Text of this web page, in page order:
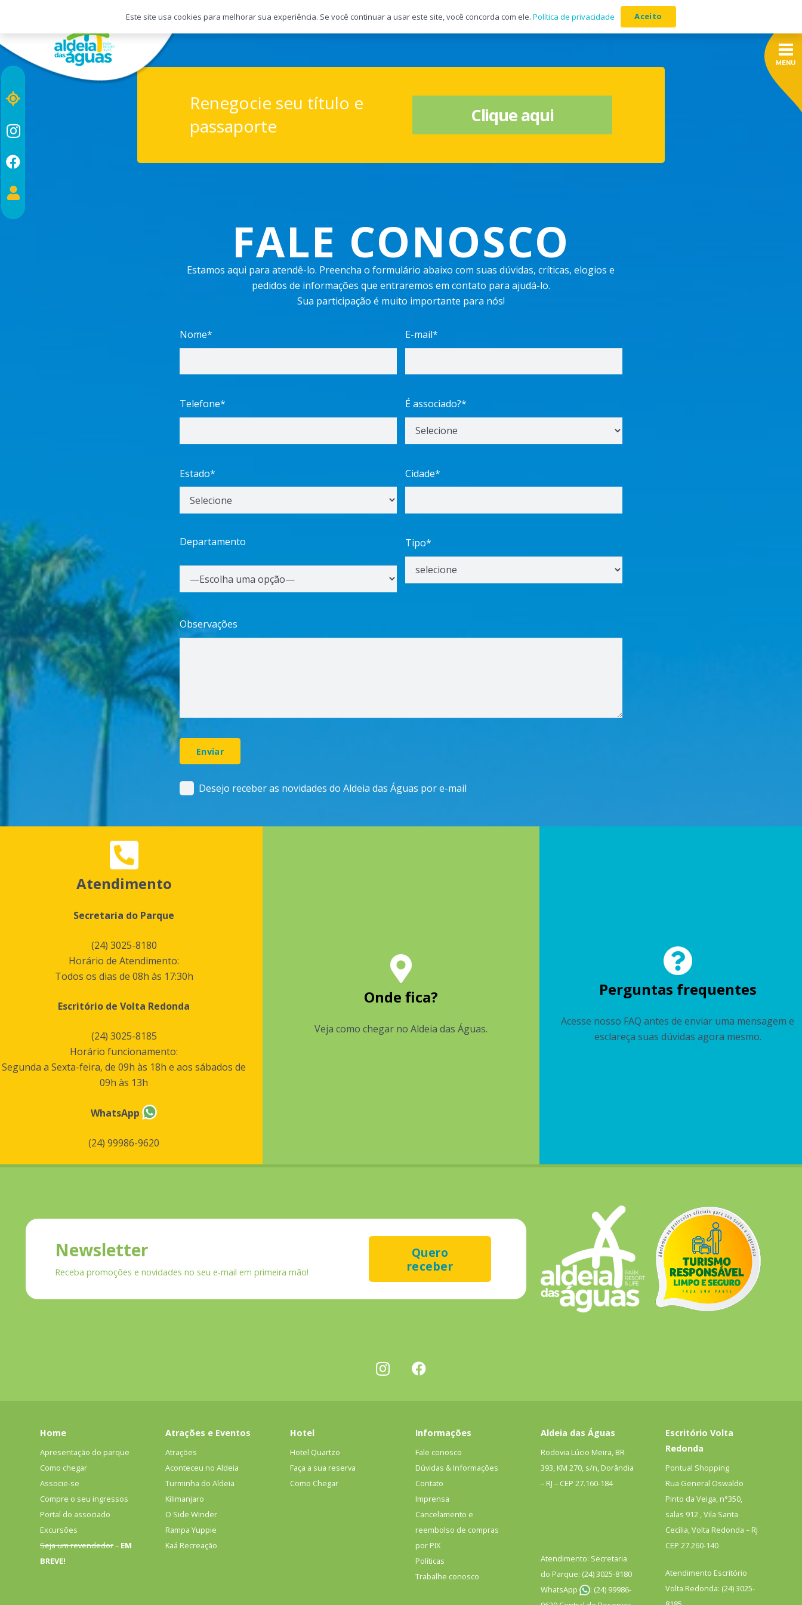
Renegocie seu título e
passaporte
Clique aqui
FALE CONOSCO
Estamos aqui para atendê-lo. Preencha o formulário abaixo com suas dúvidas, críticas, elogios e
pedidos de informações que entraremos em contato para ajudá-lo.
Sua participação é muito importante para nós!
Nome*
Telefone*
Estado*
Departamento
E-mail*
É associado?*
Cidade*
Tipo*
Observações
Desejo receber as novidades do Aldeia das Águas por e-mail
Atendimento
Secretaria do Parque
(24) 3025-8180
Horário de Atendimento:
Todos os dias de 08h às 17:30h
Escritório de Volta Redonda
(24) 3025-8185
Horário funcionamento:
Segunda a Sexta-feira, de 09h às 18h e aos sábados de
09h às 13h
WhatsApp
(24) 99986-9620
Onde fica?
Veja como chegar no Aldeia das Águas.
Perguntas frequentes
Acesse nosso FAQ antes de enviar uma mensagem e
esclareça suas dúvidas agora mesmo.
Newsletter
Receba promoções e novidades no seu e-mail em primeira mão!
Quero
receber
Home
Apresentação do parque
Como chegar
Associe-se
Compre o seu ingressos
Portal do associado
Excursões
Seja um revendedor– EM
BREVE!
Atrações e Eventos
Atrações
Aconteceu no Aldeia
Turminha do Aldeia
Kilimanjaro
O Side Winder
Rampa Yuppie
Kaá Recreação
Hotel
Hotel Quartzo
Faça a sua reserva
Como Chegar
Informações
Fale conosco
Dúvidas & Informações
Contato
Imprensa
Cancelamento e
reembolso de compras
por PIX
Políticas
Trabalhe conosco
Aldeia das Águas
Rodovia Lúcio Meira, BR
393, KM 270, s/n, Dorândia
– RJ – CEP 27.160-184
Atendimento: Secretaria
do Parque: (24) 3025-8180
WhatsApp
: (24) 99986-
Escritório Volta
Redonda
Pontual Shopping
Rua General Oswaldo
Pinto da Veiga, n°350,
salas 912 , Vila Santa
Cecília, Volta Redonda – RJ
CEP 27.260-140
Atendimento Escritório
Volta Redonda: (24) 3025-
Este site usa cookies para melhorar sua experiência. Se você continuar a usar este site, você concorda com ele. Política de privacidade Aceito